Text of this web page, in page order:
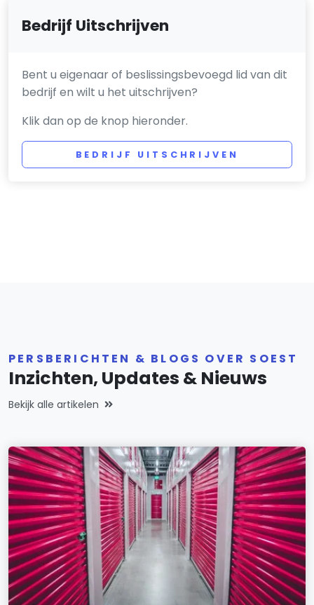
Bedrijf Uitschrijven
Bent u eigenaar of beslissingsbevoegd lid van dit
bedrijf en wilt u het uitschrijven?
Klik dan op de knop hieronder.
BEDRIJF UITSCHRIJVEN
PERSBERICHTEN & BLOGS OVER SOEST
Inzichten, Updates & Nieuws
Bekijk alle artikelen